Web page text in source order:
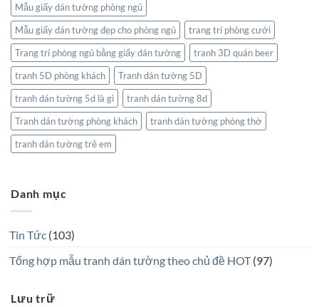
Mẫu giấy dán tường phòng ngủ
Mẫu giấy dán tường đẹp cho phòng ngủ
trang trí phòng cưới
Trang trí phòng ngủ bằng giấy dán tường
tranh 3D quán beer
tranh 5D phòng khách
Tranh dán tường 5D
tranh dán tường 5d là gì
tranh dán tường 8d
Tranh dán tường phòng khách
tranh dán tường phòng thờ
tranh dán tường trẻ em
Danh mục
Tin Tức(103)
Tổng hợp mẫu tranh dán tường theo chủ đề HOT(97)
Lưu trữ